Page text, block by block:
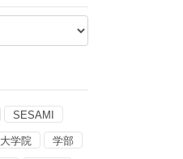
SESAMI
大学院 学部